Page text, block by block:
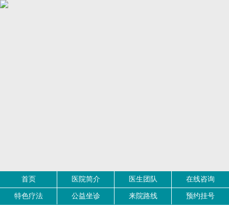
首页 医院简介 医生团队 在线咨询
特色疗法 公益坐诊 来院路线 预约挂号